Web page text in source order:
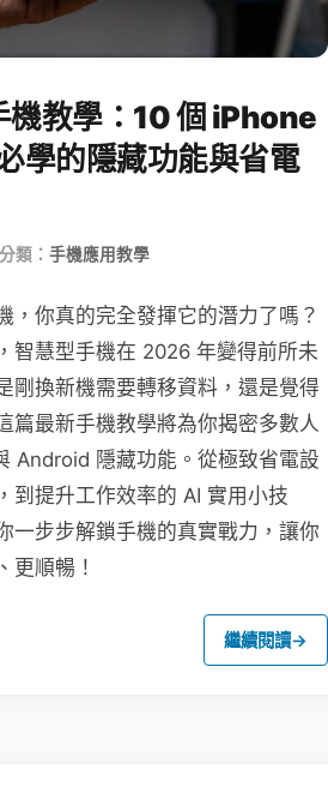
教學：10 個 iPhone
學的隱藏功能與省電
分類： 手機應用教學
，你真的完全發揮它的潛力了嗎？
智慧型手機在 2026 年變得前所未
剛換新機需要轉移資料，還是覺得
篇最新手機教學將為你揭密多數人
Android 隱藏功能。從極致省電設
到提升工作效率的 AI 實用小技
一步步解鎖手機的真實戰力，讓你
更順暢！
繼續閱讀→